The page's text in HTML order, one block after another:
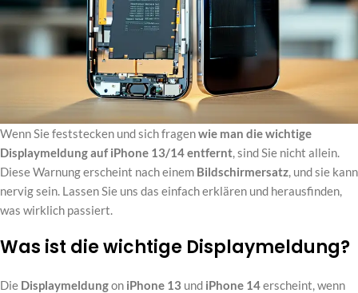
Wenn Sie feststecken und sich fragenwie man die wichtige
Displaymeldung auf iPhone 13/14 entfernt, sind Sie nicht allein.
Diese Warnung erscheint nach einem Bildschirmersatz, und sie kann
nervig sein. Lassen Sie uns das einfach erklären und herausfinden,
was wirklich passiert.
Was ist die wichtige Displaymeldung?
Die Displaymeldungon iPhone 13 und iPhone 14erscheint, wenn